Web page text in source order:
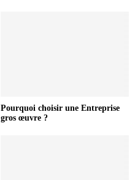
Pourquoi choisir une Entreprise
gros œuvre ?